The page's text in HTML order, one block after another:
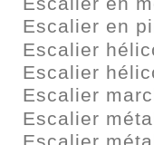
Escalier en
Escalier
Escalier
Escalier
Escalier